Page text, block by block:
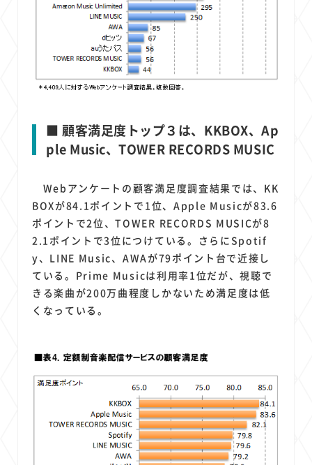
■ 顧客満足度トップ３は、KKBOX、Ap
ple Music、TOWER RECORDS MUSIC
Webアンケートの顧客満足度調査結果では、KK
BOXが84.1ポイントで1位、Apple Musicが83.6
ポイントで2位、TOWER RECORDS MUSICが8
2.1ポイントで3位につけている。さらにSpotif
y、LINE Music、AWAが79ポイント台で近接し
ている。Prime Musicは利用率1位だが、視聴で
きる楽曲が200万曲程度しかないため満足度は低
くなっている。